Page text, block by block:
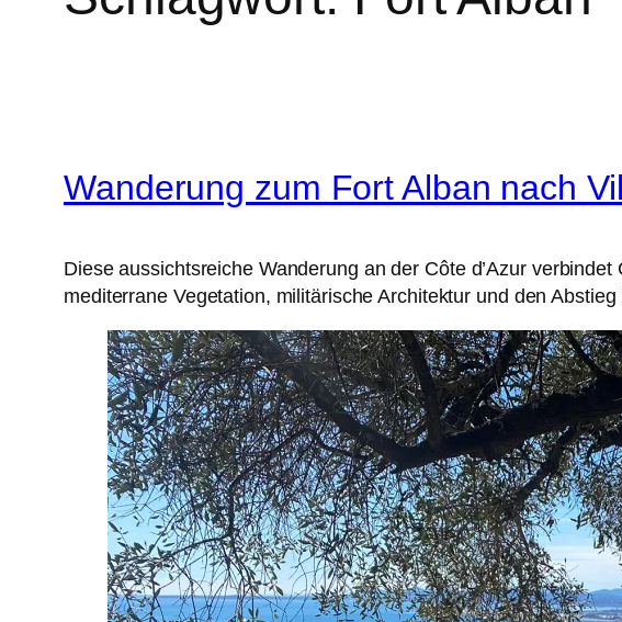
Wanderung zum Fort Alban nach
Diese aussichtsreiche Wanderung an der Côte d’Azur
mediterrane Vegetation, militärische Architektur und den